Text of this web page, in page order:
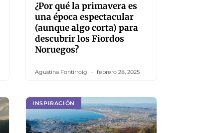
¿Por qué la primavera es
una época espectacular
(aunque algo corta) para
descubrir los Fiordos
Noruegos?
Agustina Fontirroig febrero 28, 2025
INSPIRACIÓN